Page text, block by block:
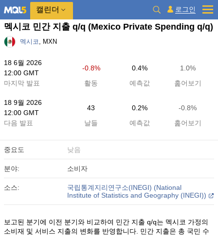
캘린더 로그인
멕시코 민간 지출 q/q (Mexico Private Spending q/q)
멕시코, MXN
18 6월 2026
12:00 GMT
-0.8% 0.4%
1.0%
마지막 발표
활동 예측값 훑어보기
18 9월 2026
12:00 GMT
43 0.2%
-0.8%
다음 발표
날들 예측값 훑어보기
중요도 낮음
분야: 소비자
소스:
국립통계지리연구소(INEGI) (National
Institute of Statistics and Geography (INEGI))
보고된 분기에 이전 분기와 비교하여 민간 지출 q/q는 멕시코 가정의
소비재 및 서비스 지출의 변화를 반영합니다. 민간 지출은 총 국민 수